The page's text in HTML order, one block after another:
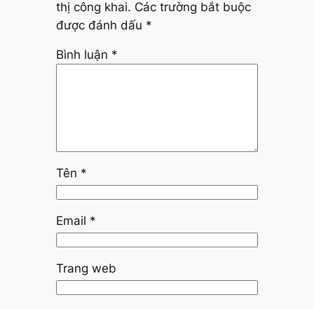
thị công khai. Các trường bắt buộc
được đánh dấu *
Bình luận *
Tên *
Email *
Trang web